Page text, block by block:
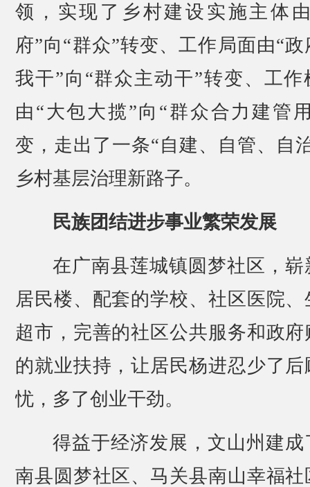
领，实现了乡村建设实施主体
府”向“群众”转变、工作局面由“政
我干”向“群众主动干”转变、工作
由“大包大揽”向“群众合力建管
变，走出了一条“自建、自管、自
乡村基层治理新路子。
民族团结进步事业繁荣发展
在广南县莲城镇圆梦社区，崭
居民楼、配套的学校、社区医院、
超市，完善的社区公共服务和政府
的就业扶持，让居民杨进忍少了后
忧，多了创业干劲。
得益于经济发展，文山州建成
南县圆梦社区、马关县南山幸福社